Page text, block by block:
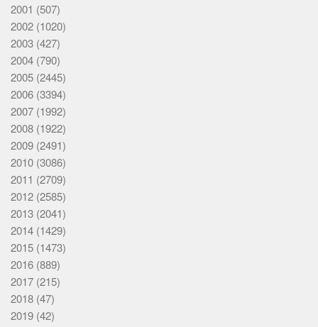
2001 (507)
2002 (1020)
2003 (427)
2004 (790)
2005 (2445)
2006 (3394)
2007 (1992)
2008 (1922)
2009 (2491)
2010 (3086)
2011 (2709)
2012 (2585)
2013 (2041)
2014 (1429)
2015 (1473)
2016 (889)
2017 (215)
2018 (47)
2019 (42)